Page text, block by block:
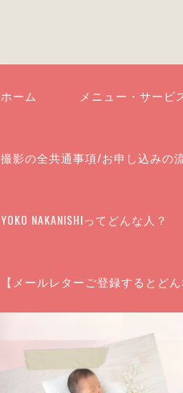
ホーム メニュー・サービ
撮影の全共通事項/お申し込みの
YOKO NAKANISHIってどんな人？
【メールレターご登録するとど